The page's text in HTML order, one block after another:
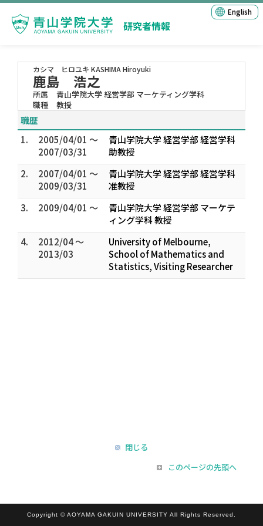
研究者情報
English
カシマ ヒロユキ KASHIMA Hiroyuki
鹿島 浩之
所属
青山学院大学 経営学部 マーケティング学科
職種
教授
職歴
1.
2005/04/01 ～
2007/03/31
青山学院大学 経営学部 経営学科
助教授
2.
2007/04/01 ～
2009/03/31
青山学院大学 経営学部 経営学科
准教授
3.
2009/04/01 ～
青山学院大学 経営学部 マーケテ
ィング学科 教授
4.
2012/04 ～
2013/03
University of Melbourne,
School of Mathematics and
Statistics, Visiting Researcher
閉じる
このページの先頭へ
Copyright © AOYAMA GAKUIN UNIVERSITY All Rights Reserved.